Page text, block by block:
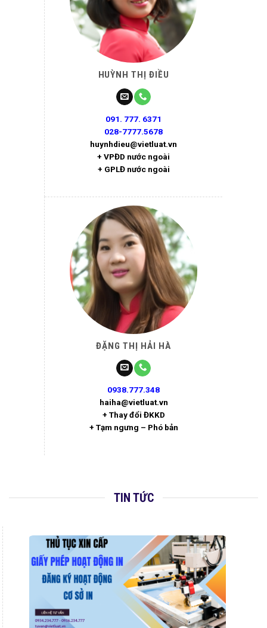
HUỲNH THỊ ĐIỀU
091. 777. 6371
028-7777.5678
huynhdieu@vietluat.vn
+ VPĐD nước ngoài
+ GPLĐ nước ngoài
ĐẶNG THỊ HẢI HÀ
0938.777.348
haiha@vietluat.vn
+ Thay đổi ĐKKD
+ Tạm ngưng – Phó bản
TIN TỨC